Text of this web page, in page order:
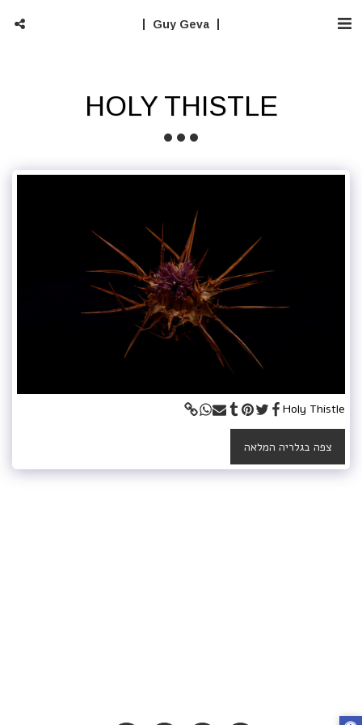
Guy Geva
HOLY THISTLE
Holy Thistle
צפה בגלריה המלאה